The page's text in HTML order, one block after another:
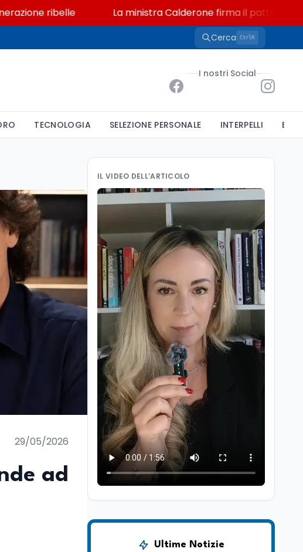
ribelle La ministra Calderone firma il patto con
Cerca CtrlK
I nostri Social
TECNOLOGIA SELEZIONE PERSONALE INTERPELLI
29/05/2026
ad
IL VIDEO DELL’ARTICOLO
Ultime Notizie
Cultura6 ago
Francesco Guccini si è
spento a Pàvana: addio
al Maestrone
Cultura6 ago
Se n'è andato il
Lavoro6 ago
firma il patto con Asstel